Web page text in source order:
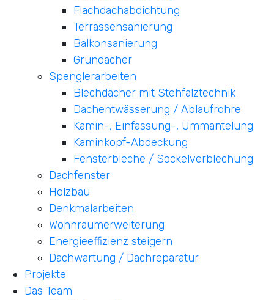
Flachdachabdichtung
Terrassensanierung
Balkonsanierung
Gründächer
Spenglerarbeiten
Blechdächer mit Stehfalztechnik
Dachentwässerung / Ablaufrohre
Kamin-, Einfassung-, Ummantelung
Kaminkopf-Abdeckung
Fensterbleche / Sockelverblechung
Dachfenster
Holzbau
Denkmalarbeiten
Wohnraumerweiterung
Energieeffizienz steigern
Dachwartung / Dachreparatur
Projekte
Das Team